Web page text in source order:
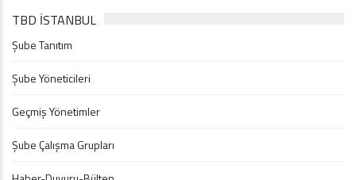
TBD İSTANBUL
Şube Tanıtım
Şube Yöneticileri
Geçmiş Yönetimler
Şube Çalışma Grupları